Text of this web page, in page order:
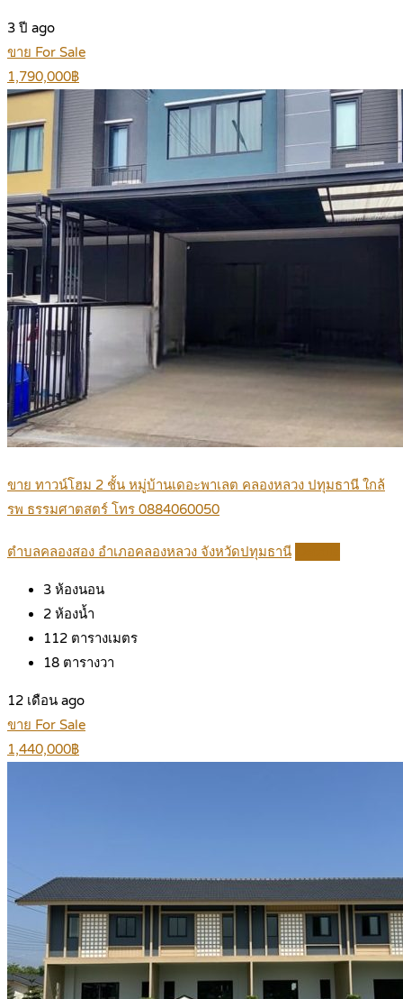
3 ปี ago
ขาย For Sale
1,790,000฿
ขาย ทาวน์โฮม 2 ชั้น หมู่บ้านเดอะพาเลต คลองหลวง ปทุมธานี ใกล้
รพ ธรรมศาตสตร์ โทร 0884060050
ตำบลคลองสอง อำเภอคลองหลวง จังหวัดปทุมธานี
3 ห้องนอน
2 ห้องน้ำ
112 ตารางเมตร
18 ตารางวา
12 เดือน ago
ขาย For Sale
1,440,000฿